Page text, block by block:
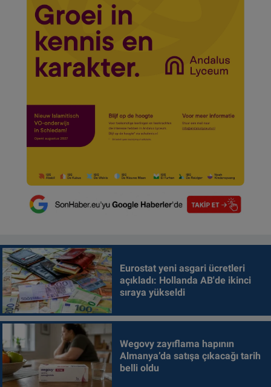
Eurostat yeni asgari ücretleri
açıkladı: Hollanda AB'de ikinci
sıraya yükseldi
Wegovy zayıflama hapının
Almanya’da satışa çıkacağı tarih
belli oldu